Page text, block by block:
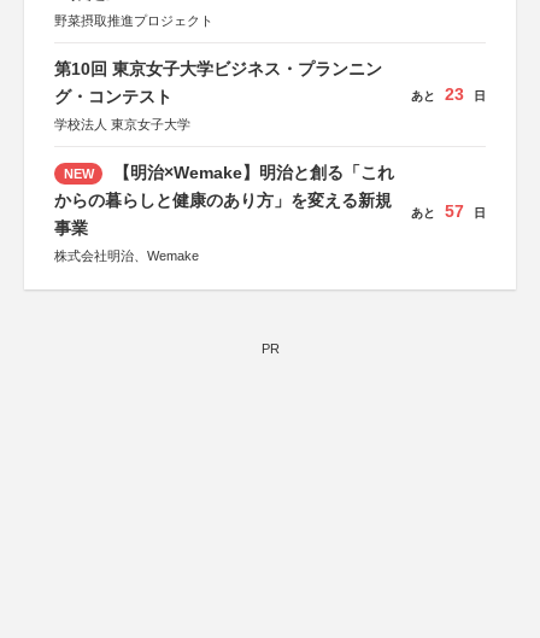
野菜摂取推進プロジェクト
第10回 東京女子大学ビジネス・プランニン
グ・コンテスト
学校法人 東京女子大学
あと 23 日
NEW
【明治×Wemake】明治と創る「これ
からの暮らしと健康のあり方」を変える新規
事業
株式会社明治、Wemake
あと 57 日
PR